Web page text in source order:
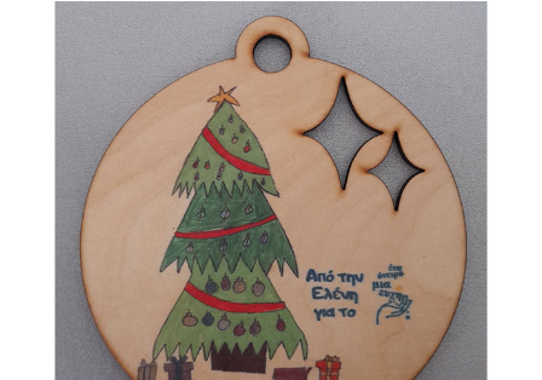
Επικοινωνία
Εισφορές